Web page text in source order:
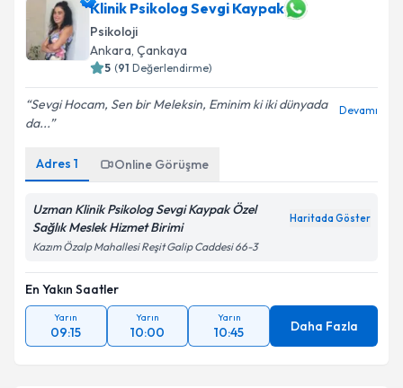
Klinik Psikolog Sevgi Kaypak
Psikoloji
Ankara, Çankaya
5 (91 Değerlendirme)
Sevgi Hocam, Sen bir Meleksin, Eminim ki iki dünyada
da...
Devamı
Adres 1 Online Görüşme
Uzman Klinik Psikolog Sevgi Kaypak Özel
Sağlık Meslek Hizmet Birimi
Haritada Göster
Kazım Özalp Mahallesi Reşit Galip Caddesi 66-3
En Yakın Saatler
Yarın
09:15
Yarın
10:00
Yarın
10:45 Daha Fazla